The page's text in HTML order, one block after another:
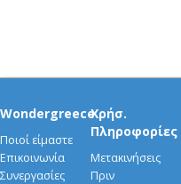
Wondergreece
Ποιοί είμαστε
Επικοινωνία
Συνεργασίες
Χρήσ.
Πληροφορίες
Μετακινήσεις
Πριν